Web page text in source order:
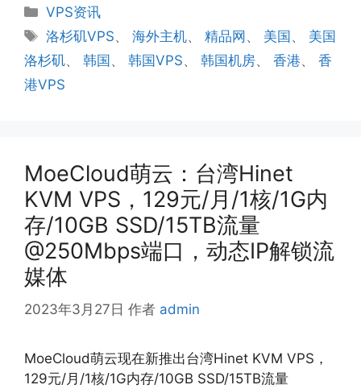
分
类
VPS资讯
标
签
洛杉矶VPS、海外主机、精品网 、 美国 、 美国
洛杉矶、 韩国 、 韩国VPS、 韩国机房、 香港、 香
港VPS
MoeCloud萌云：台湾Hinet
KVM VPS，129元/月/1核/1G内
存/10GB SSD/15TB流量
@250Mbps端口，动态IP解锁流
媒体
2023年3月27日 作者 admin
MoeCloud萌云现在新推出台湾Hinet KVM VPS，
129元/月/1核/1G内存/10GB SSD/15TB流量